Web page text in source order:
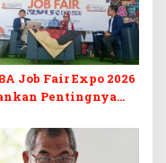
Job Fair Expo 2026
Pentingnya